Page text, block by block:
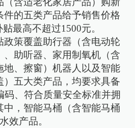
件的五类产品给予销售价格
最高不超过1500元。
政策覆盖助行器（含电动轮
、助听器、家用制氧机（含
地、擦窗）机器人以及智能
）五大类产品，均要求具备
码、符合质量安全标准并拥
中，智能马桶（含智能马桶
效产品。